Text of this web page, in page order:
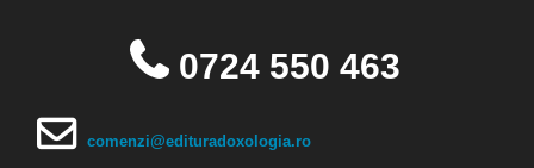
0724 550 463
comenzi@edituradoxologia.ro